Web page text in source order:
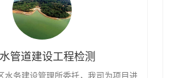
管道建设工程检测
水务建设管理所委托，我司为项目进